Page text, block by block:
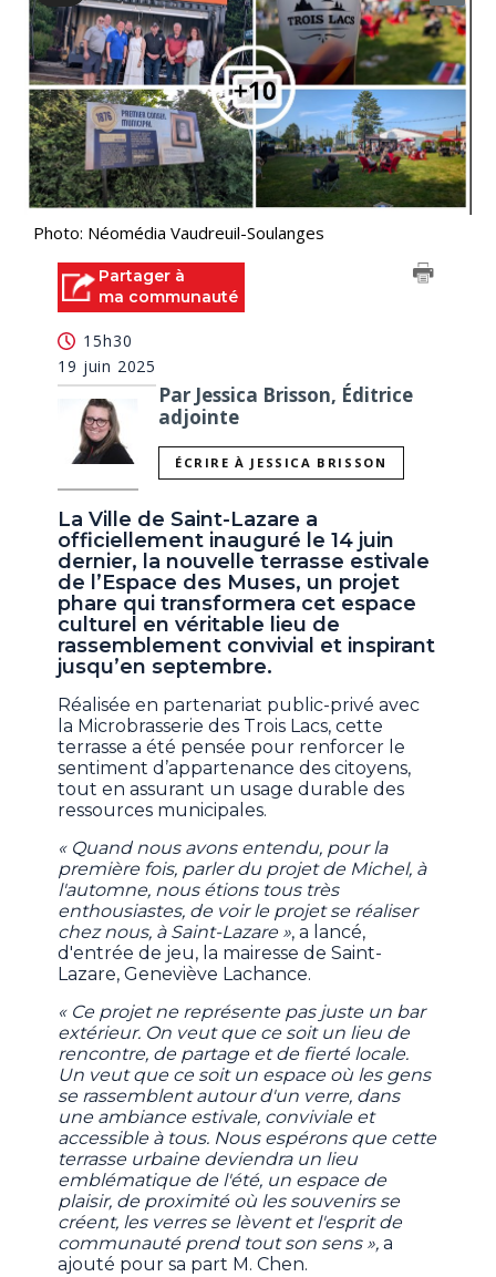
Photo: Néomédia Vaudreuil-Soulanges
Partager à
ma communauté
15h30
19 juin 2025
Par Jessica Brisson, Éditrice
adjointe
ÉCRIRE À JESSICA BRISSON
La Ville de Saint-Lazare a
officiellement inauguré le 14 juin
dernier, la nouvelle terrasse estivale
de l’Espace des Muses, un projet
phare qui transformera cet espace
culturel en véritable lieu de
rassemblement convivial et inspirant
jusqu’en septembre.
Réalisée en partenariat public-privé avec
la Microbrasserie des Trois Lacs, cette
terrasse a été pensée pour renforcer le
sentiment d’appartenance des citoyens,
tout en assurant un usage durable des
ressources municipales.
« Quand nous avons entendu, pour la
première fois, parler du projet de Michel, à
l'automne, nous étions tous très
enthousiastes, de voir le projet se réaliser
chez nous, à Saint-Lazare », a lancé,
d'entrée de jeu, la mairesse de Saint-
Lazare, Geneviève Lachance.
« Ce projet ne représente pas juste un bar
extérieur. On veut que ce soit un lieu de
rencontre, de partage et de fierté locale.
Un veut que ce soit un espace où les gens
se rassemblent autour d'un verre, dans
une ambiance estivale, conviviale et
accessible à tous. Nous espérons que cette
terrasse urbaine deviendra un lieu
emblématique de l'été, un espace de
plaisir, de proximité où les souvenirs se
créent, les verres se lèvent et l'esprit de
communauté prend tout son sens », a
ajouté pour sa part M. Chen.